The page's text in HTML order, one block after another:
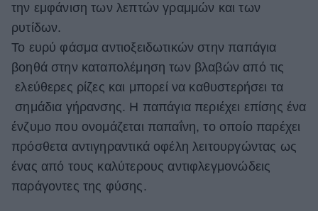
την εμφάνιση των λεπτών γραμμών και των
ρυτίδων.
Το ευρύ φάσμα αντιοξειδωτικών στην παπάγια
βοηθά στην καταπολέμηση των βλαβών από τις
ελεύθερες ρίζες και μπορεί να καθυστερήσει τα
σημάδια γήρανσης. Η παπάγια περιέχει επίσης ένα
ένζυμο που ονομάζεται παπαΐνη, το οποίο παρέχει
πρόσθετα αντιγηραντικά οφέλη λειτουργώντας ως
ένας από τους καλύτερους αντιφλεγμονώδεις
παράγοντες της φύσης.